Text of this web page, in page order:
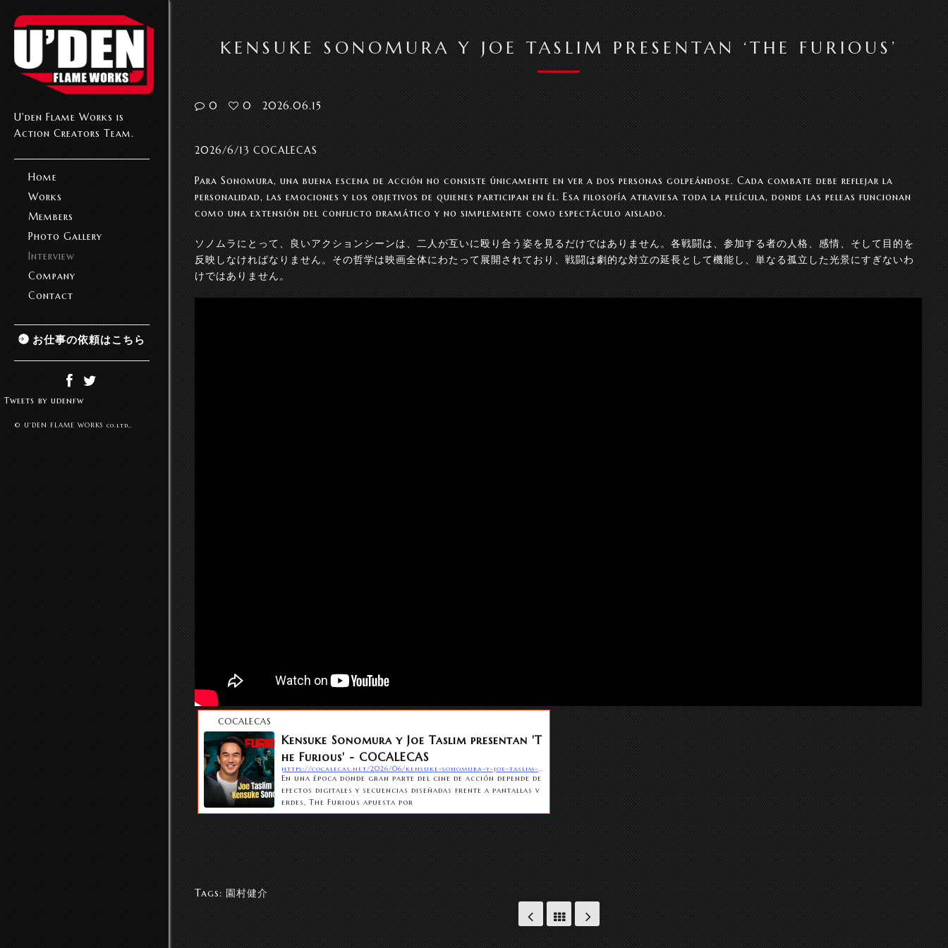
U'den Flame Works is
Action Creators Team.
Home
Works
Members
Photo Gallery
Interview
Company
Contact
お仕事の依頼はこちら
Tweets by udenfw
© U'DEN FLAME WORKS co.ltd,.
KENSUKE SONOMURA Y JOE TASLIM PRESENTAN ‘THE FURIOUS’
0 0 2026.06.15
2026/6/13 COCALECAS
Para Sonomura, una buena escena de acción no consiste únicamente en ver a dos personas golpeándose. Cada combate debe reflejar la
personalidad, las emociones y los objetivos de quienes participan en él. Esa filosofía atraviesa toda la película, donde las peleas funcionan
como una extensión del conflicto dramático y no simplemente como espectáculo aislado.
ソノムラにとって、良いアクションシーンは、二人が互いに殴り合う姿を見るだけではありません。各戦闘は、参加する者の人格、感情、そして目的を
反映しなければなりません。その哲学は映画全体にわたって展開されており、戦闘は劇的な対立の延長として機能し、単なる孤立した光景にすぎないわ
けではありません。
COCALECAS
Kensuke Sonomura y Joe Taslim presentan 'T
he Furious' - COCALECAS
https://cocalecas.net/2026/06/kensuke-sonomura-y-joe-taslim-presentan-the-furious/
En una época donde gran parte del cine de acción depende de
efectos digitales y secuencias diseñadas frente a pantallas v
erdes, The Furious apuesta por
Tags:園村健介